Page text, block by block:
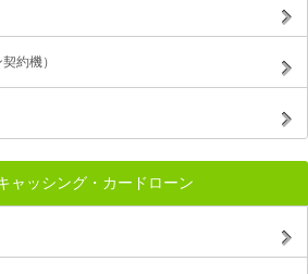
約機）
ャッシング・カードローン